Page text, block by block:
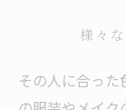
様々
その人に合っ